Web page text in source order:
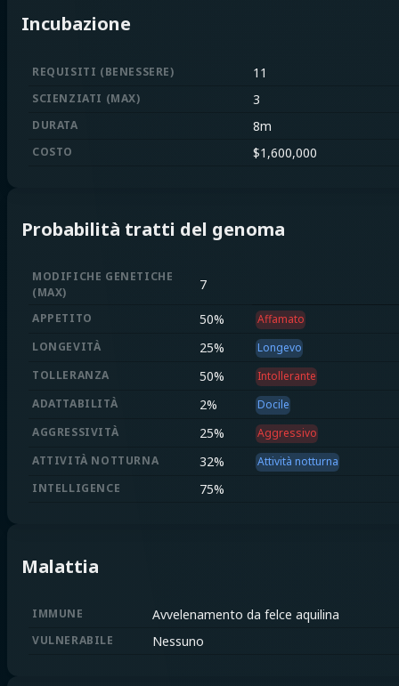
Incubazione
REQUISITI (BENESSERE) 11
SCIENZIATI (MAX) 3
DURATA 8m
COSTO $1,600,000
Probabilità tratti del genoma
MODIFICHE GENETICHE
(MAX) 7
APPETITO 50%
Affamato
LONGEVITÀ
25%
Longevo
TOLLERANZA
50%
Intollerante
ADATTABILITÀ
2%
Docile
AGGRESSIVITÀ
25%
Aggressivo
ATTIVITÀ NOTTURNA
32%
Attività notturna
INTELLIGENCE
75%
Malattia
IMMUNE Avvelenamento da felce aquilina
VULNERABILE Nessuno